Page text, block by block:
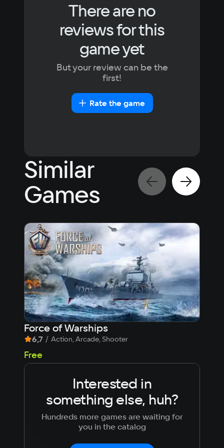
There are no
reviews for this
game yet
But your review can be the
first!
Rate the game
Similar
Games
Force of Warships
6,7 / Action, Arcade, Shooter
Free
Interested in
something else, huh?
Hundreds more games are waiting for
you in the catalog